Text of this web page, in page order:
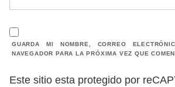
GUARDA MI NOMBRE, CORREO
NAVEGADOR PARA LA PRÓXIMA VEZ QUE
Este sitio esta protegido por